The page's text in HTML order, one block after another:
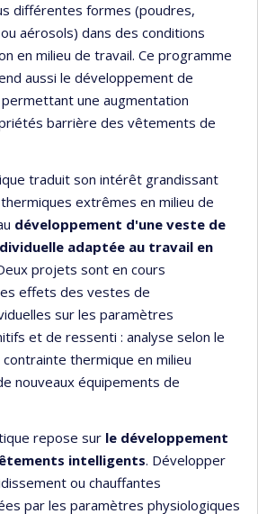
différentes formes (poudres,
aérosols) dans des conditions
en milieu de travail. Ce programme
aussi le développement de
une augmentation
barrière des vêtements de
traduit son intérêt grandissant
extrêmes en milieu de
développement d'une veste de
adaptée au travail en
projets sont en cours
effets des vestes de
sur les paramètres
et de ressenti : analyse selon le
thermique en milieu
nouveaux équipements de
repose sur le développement
intelligents. Développer
ou chauffantes
par les paramètres physiologiques